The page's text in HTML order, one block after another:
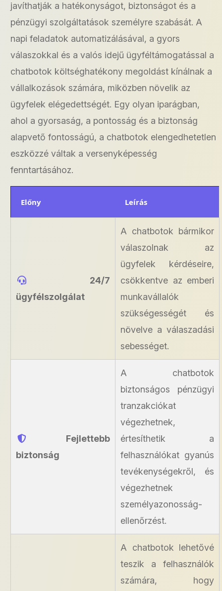
javíthatják a hatékonyságot, biztonságot és a
pénzügyi szolgáltatások személyre szabását. A
napi feladatok automatizálásával, a gyors
válaszokkal és a valós idejű ügyféltámogatással a
chatbotok költséghatékony megoldást kínálnak a
vállalkozások számára, miközben növelik az
ügyfelek elégedettségét. Egy olyan iparágban,
ahol a gyorsaság, a pontosság és a biztonság
alapvető fontosságú, a chatbotok elengedhetetlen
eszközzé váltak a versenyképesség
fenntartásához.
Előny Leírás
24/7
ügyfélszolgálat
A chatbotok bármikor
válaszolnak az
ügyfelek kérdéseire,
csökkentve az emberi
munkavállalók
szükségességét és
növelve a válaszadási
sebességet.
Fejlettebb
biztonság
A chatbotok
biztonságos pénzügyi
tranzakciókat
végezhetnek,
értesíthetik a
felhasználókat gyanús
tevékenységekről, és
végezhetnek
személyazonosság-
ellenőrzést.
A chatbotok lehetővé
teszik a felhasználók
számára, hogy